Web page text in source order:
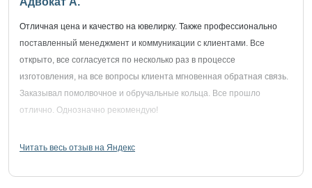
Отличная цена и качество на ювелирку. Также профессионально
поставленный менеджмент и коммуникации с клиентами. Все
открыто, все согласуется по несколько раз в процессе
изготовления, на все вопросы клиента мгновенная обратная связь.
Заказывал помолвочное и обручальные кольца. Все прошло
отлично. Однозначно рекомендую!
Читать весь отзыв на Яндекс